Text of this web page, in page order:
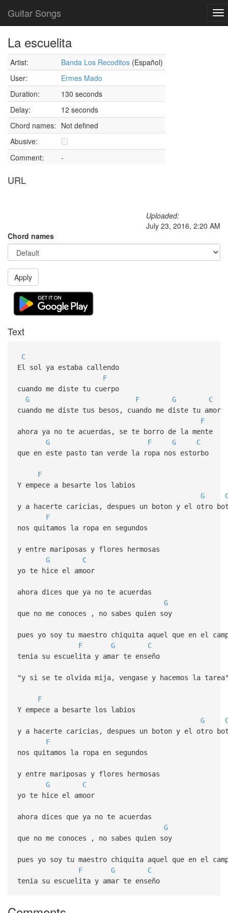
Guitar Songs
La escuelita
Artist: Banda Los Recoditos (Español)
User:
Ermes Mado
Duration:
130 seconds
Delay:
12 seconds
Chord names: Not defined
Abusive:
Comment:
-
URL
Uploaded:
July 23, 2016, 2:20 AM
Chord names
Apply
Text
C
El sol ya estaba callendo
F
cuando me diste tu cuerpo
G
F G
C
cuando me diste tus besos, cuando me diste tu amor
F
ahora ya no te acuerdas, se te borro de la mente
G
F G
C
que en este pasto tan verde la ropa nos estorbo
F
Y empece a besarte los labios
G
y a hacerte caricias, despues un boton y el otro
F
nos quitamos la ropa en segundos
y entre mariposas y flores hermosas
G
C
yo te hice el amoor
ahora dices que ya no te acuerdas
G
que no me conoces , no sabes quien soy
pues yo soy tu maestro chiquita aquel que en el
F
G
C
tenia su escuelita y amar te enseño
"y si se te olvida mija, vengase y hacemos la
F
Y empece a besarte los labios
G
y a hacerte caricias, despues un boton y el otro
F
nos quitamos la ropa en segundos
y entre mariposas y flores hermosas
G
C
yo te hice el amoor
ahora dices que ya no te acuerdas
G
que no me conoces , no sabes quien soy
pues yo soy tu maestro chiquita aquel que en el
F
G
C
tenia su escuelita y amar te enseño